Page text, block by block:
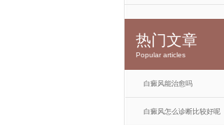
热门文章
Popular articles
白癜风能治愈吗
白癜风怎么诊断比较好呢